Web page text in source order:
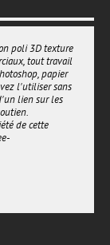
poli 3D texture
tout travail
papier
l'utiliser sans
lien sur les
de cette